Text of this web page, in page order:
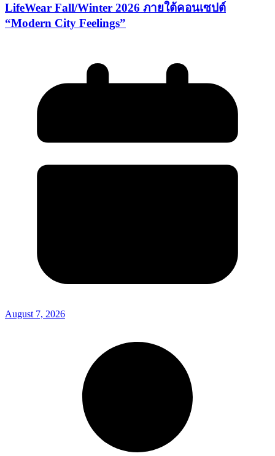
LifeWear Fall/Winter 2026 ภายใต้คอนเซปต์
“Modern City Feelings”
August 7, 2026